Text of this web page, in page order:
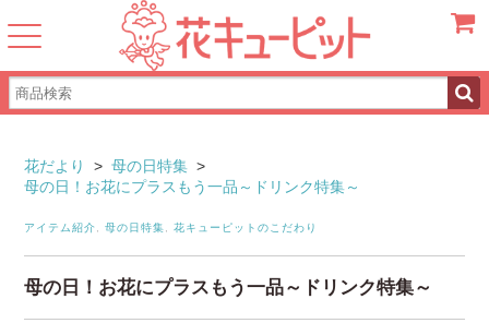
花だより > 母の日特集 >
母の日！お花にプラスもう一品～ドリンク特集～
アイテム紹介 ,母の日特集 ,花キューピットのこだわり
母の日！お花にプラスもう一品～ドリンク特集～